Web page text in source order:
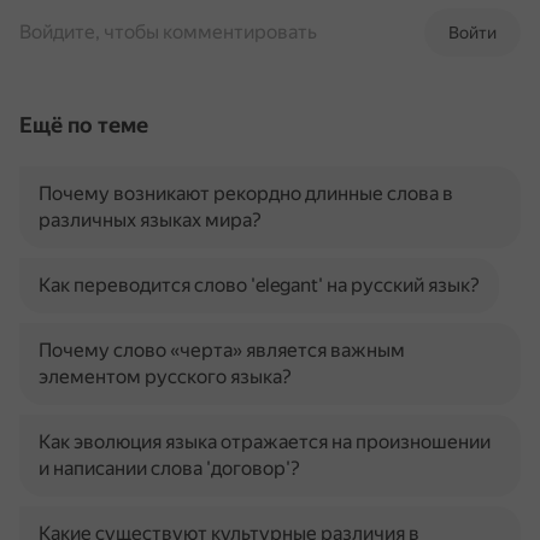
Войти
Войдите, чтобы комментировать
Ещё по теме
Почему возникают рекордно длинные слова в
различных языках мира?
Как переводится слово 'elegant' на русский язык?
Почему слово «черта» является важным
элементом русского языка?
Как эволюция языка отражается на произношении
и написании слова 'договор'?
Какие существуют культурные различия в